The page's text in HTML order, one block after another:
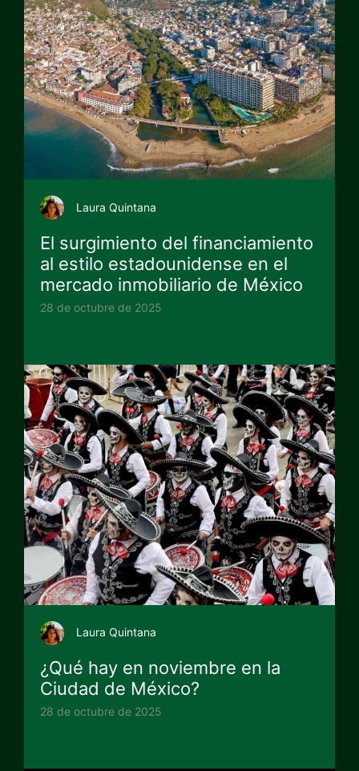
Laura Quintana
El surgimiento del financiamiento
al estilo estadounidense en el
mercado inmobiliario de México
28 de octubre de 2025
Laura Quintana
¿Qué hay en noviembre en la
Ciudad de México?
28 de octubre de 2025